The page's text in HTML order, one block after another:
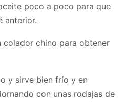
poco a poco para que
anterior.
colador chino para obtener
y sirve bien frío y en
con unas rodajas de